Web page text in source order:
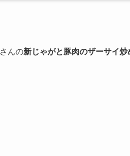
さんの新じゃがと豚肉のザーサイ炒